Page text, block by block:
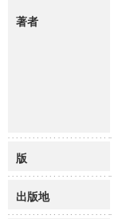
著者
版
出版地